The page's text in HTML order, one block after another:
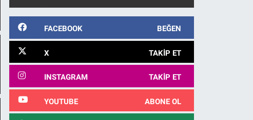
FACEBOOK BEĞEN
X TAKIP ET
INSTAGRAM TAKIP ET
YOUTUBE ABONE OL